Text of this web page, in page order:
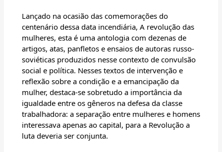
Lançado na ocasião das comemorações do
centenário dessa data incendiária, A revolução das
mulheres, esta é uma antologia com dezenas de
artigos, atas, panfletos e ensaios de autoras russo-
soviéticas produzidos nesse contexto de convulsão
social e política. Nesses textos de intervenção e
reflexão sobre a condição e a emancipação da
mulher, destaca-se sobretudo a importância da
igualdade entre os gêneros na defesa da classe
trabalhadora: a separação entre mulheres e homens
interessava apenas ao capital, para a Revolução a
luta deveria ser conjunta.